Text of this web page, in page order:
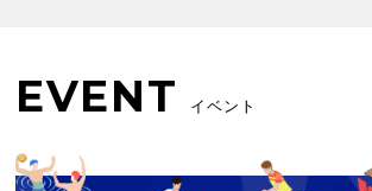
EVENT イベント